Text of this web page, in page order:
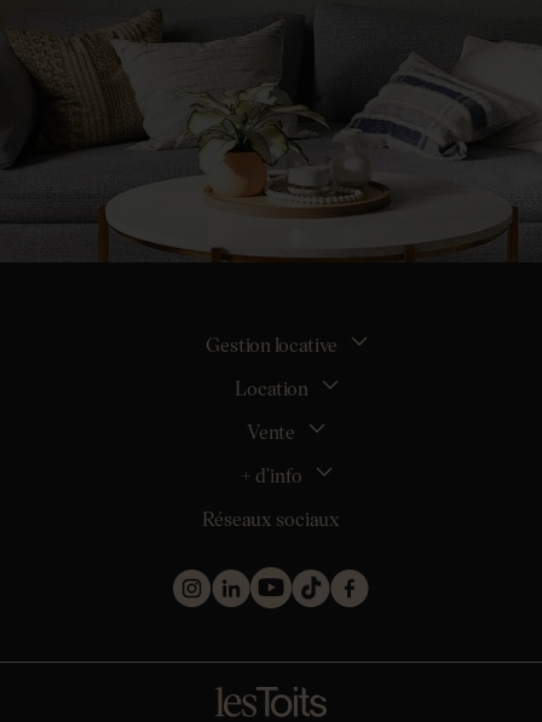
Gestion locative
La gestion locative
Location
Tous nos biens en location
Location appartement Saint-Sébastien-sur-Loire
Location maison Clisson (44190)
Location maison Rezé (44400)
Vente
Estimer mon bien
Maison Carquefou (44470)
Maison Couëron (44220)
Appartement Saint-Herblain (44800)
+ d’info
Inscription
Nos métiers
Les projets d’achat
Mentions légales
Politique de confidentialité
Réseaux sociaux